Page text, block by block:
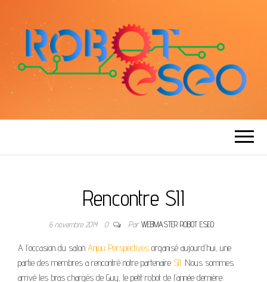
ROBOT ESEO
Rencontre SII
6 novembre 2014 0 ParWEBMASTER ROBOT ESEO
A l’occasion du salon Anjou Perspectives organisé aujourd’hui, une
partie des membres a rencontré notre partenaire SII . Nous sommes
arrivé les bras chargés de Guy, le petit robot de l’année dernière.